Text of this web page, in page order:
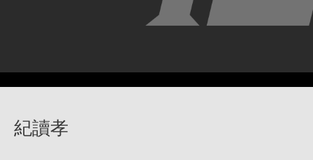
紀讀孝